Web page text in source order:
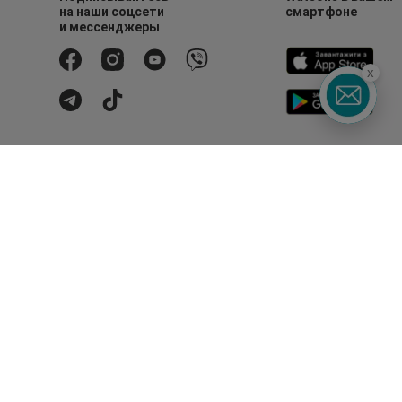
на наши соцсети
и мессенджеры
смартфоне
x